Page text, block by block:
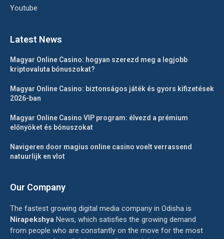
Youtube
Latest News
Magyar Online Casino: hogyan szerezd meg a legjobb
kriptovaluta bónuszokat?
Magyar Online Casino: biztonságos játék és gyors kifizetések
2026-ban
Magyar Online Casino VIP program: élvezd a prémium
előnyöket és bónuszokat
Navigeren door magius online casino voelt verrassend
natuurlijk en vlot
Our Company
The fastest growing digital media company in Odisha is
Nirapekshya News, which satisfies the growing demand
from people who are constantly on the move for the most